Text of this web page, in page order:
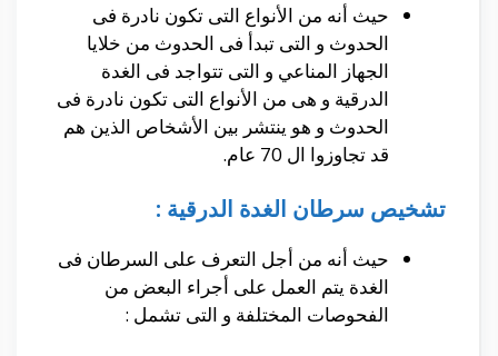
حيث أنه من الأنواع التى تكون نادرة فى
الحدوث و التى تبدأ فى الحدوث من خلايا
الجهاز المناعي و التى تتواجد فى الغدة
الدرقية و هى من الأنواع التى تكون نادرة فى
الحدوث و هو ينتشر بين الأشخاص الذين هم
قد تجاوزوا ال 70 عام.
تشخيص سرطان الغدة الدرقية :
حيث أنه من أجل التعرف على السرطان فى
الغدة يتم العمل على أجراء البعض من
الفحوصات المختلفة و التى تشمل :